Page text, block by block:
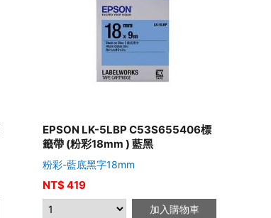
EPSON LK-5LBP C53S655406標
籤帶 (粉彩18mm ) 藍黑
粉彩-藍底黑字18mm
NT$419
加入購物車